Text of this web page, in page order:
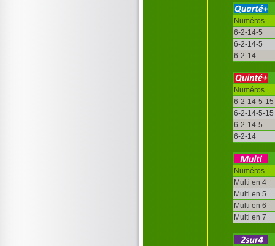
Numéros
6-2-14-5
6-2-14-5
6-2-14
Numéros
6-2-14-5-15
6-2-14-5-15
6-2-14-5
6-2-14
Numéros
Multi en 4
Multi en 5
Multi en 6
Multi en 7